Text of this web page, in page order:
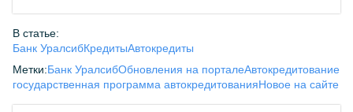
В статье:
Банк УралсибКредитыАвтокредиты
Метки:Банк УралсибОбновления на порталеАвтокредитование
государственная программа автокредитованияНовое на сайте